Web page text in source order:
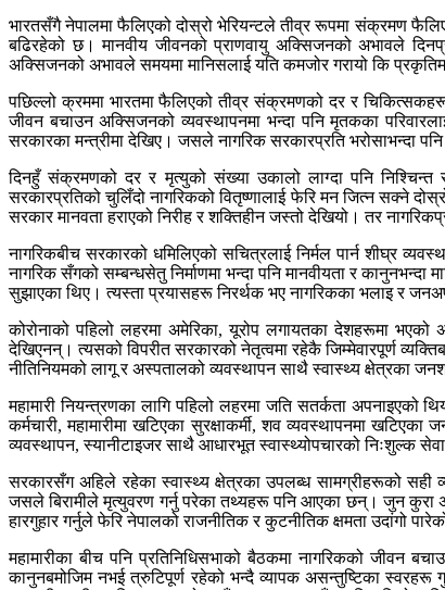
भारतसँगै नेपालमा फैलिएको दोस्रो भेरियन्टले तीव्र रूपमा संक्रमण
बढिरहेको छ। मानवीय जीवनको प्राणवायु अक्सिजनको अभावले
अक्सिजनको अभावले समयमा मानिसलाई यति कमजोर गरायो कि
पछिल्लो क्रममा भारतमा फैलिएको तीव्र संक्रमणको दर र
जीवन बचाउन अक्सिजनको व्यवस्थापनमा भन्दा पनि मृतकका
सरकारका मन्त्रीमा देखिए। जसले नागरिक सरकारप्रति भरोसाभन्दा पनि
दिनहुँ संक्रमणको दर र मृत्युको संख्या उकालो लाग्दा पनि निश्चिन्त
सरकारप्रतिको चुलिँदो नागरिकको वितृष्णालाई फेरि मन जित्न सक्ने
सरकार मानवता हराएको निरीह र शक्तिहीन जस्तो देखियो। तर
नागरिकबीच सरकारको धमिलिएको सचित्रलाई निर्मल पार्न शीघ्र
नागरिक सँगको सम्बन्धसेतु निर्माणमा भन्दा पनि मानवीयता र
सुझाएका थिए। त्यस्ता प्रयासहरू निरर्थक भए नागरिकका भलाइ र
कोरोनाको पहिलो लहरमा अमेरिका, यूरोप लगायतका देशहरूमा
देखिएनन्। त्यसको विपरीत सरकारको नेतृत्वमा रहेकै जिम्मेवारपूर्ण
नीतिनियमको लागू र अस्पतालको व्यवस्थापन साथै स्वास्थ्य क्षेत्रका
महामारी नियन्त्रणका लागि पहिलो लहरमा जति सतर्कता
कर्मचारी, महामारीमा खटिएका सुरक्षाकर्मी, शव व्यवस्थापनमा
व्यवस्थापन, स्यानीटाइजर साथै आधारभूत स्वास्थ्योपचारको निःशुल्क
सरकारसँग अहिले रहेका स्वास्थ्य क्षेत्रका उपलब्ध सामग्रीहरूको सही
जसले बिरामीले मृत्युवरण गर्नु परेका तथ्यहरू पनि आएका छन्। जुन कुरा
हारगुहार गर्नुले फेरि नेपालको राजनीतिक र कुटनीतिक क्षमता उदांगो
महामारीका बीच पनि प्रतिनिधिसभाको बैठकमा नागरिकको जीवन
कानुनबमोजिम नभई त्रुटिपूर्ण रहेको भन्दै व्यापक असन्तुष्टिका